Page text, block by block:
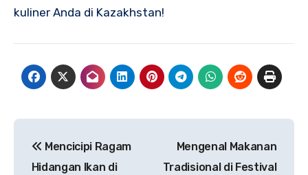
kuliner Anda di Kazakhstan!
pos
Mencicipi Ragam
Hidangan Ikan di
Mengenal Makanan
Tradisional di Festival